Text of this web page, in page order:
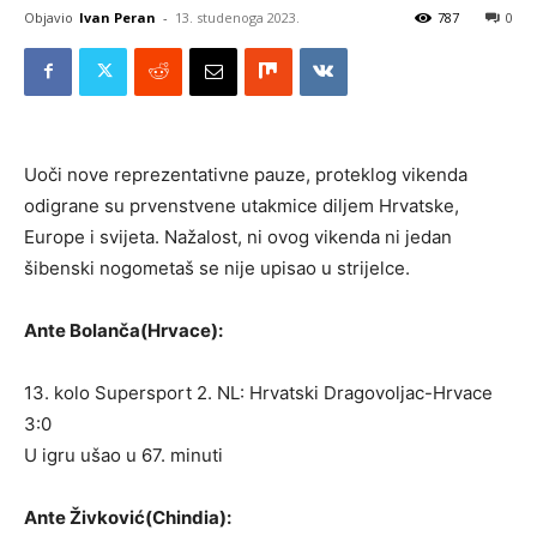
Objavio Ivan Peran - 13. studenoga 2023. 0
787
Uoči nove reprezentativne pauze, proteklog vikenda
odigrane su prvenstvene utakmice diljem Hrvatske,
Europe i svijeta. Nažalost, ni ovog vikenda ni jedan
šibenski nogometaš se nije upisao u strijelce.
Ante Bolanča(Hrvace):
13. kolo Supersport 2. NL: Hrvatski Dragovoljac-Hrvace
3:0
U igru ušao u 67. minuti
Ante Živković(Chindia):